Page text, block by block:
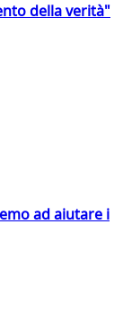
della verità"
ad aiutare i